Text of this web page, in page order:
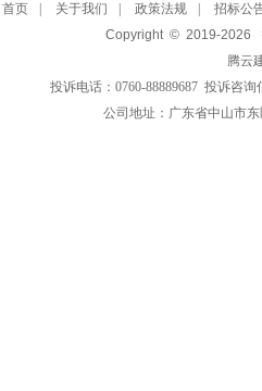
首页 关于我们 政策法规
招标公
Copyright © 2019-2026
腾云
投诉电话：0760-88889687 投诉咨
公司地址：广东省中山市